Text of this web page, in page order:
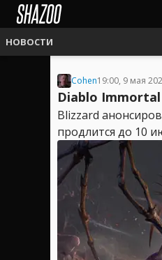
НОВОСТИ
Cohen19:00, 9 мая
Diablo
Blizzard
продлится до 10